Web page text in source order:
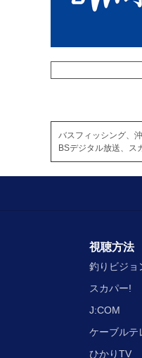
バスフィッシング、
BSデジタル放送、ス
視聴方法
釣りビジョ
スカパー!
J:COM
ケーブルテ
ひかりTV